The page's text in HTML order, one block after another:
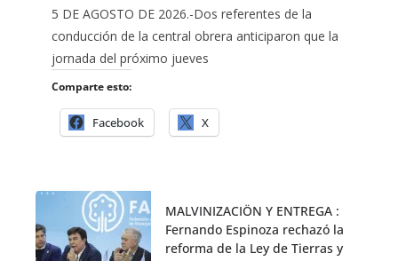
5 DE AGOSTO DE 2026.-Dos referentes de la
conducción de la central obrera anticiparon que la
jornada del próximo jueves
Comparte esto:
Facebook X
MALVINIZACIÖN Y ENTREGA :
Fernando Espinoza rechazó la
reforma de la Ley de Tierras y